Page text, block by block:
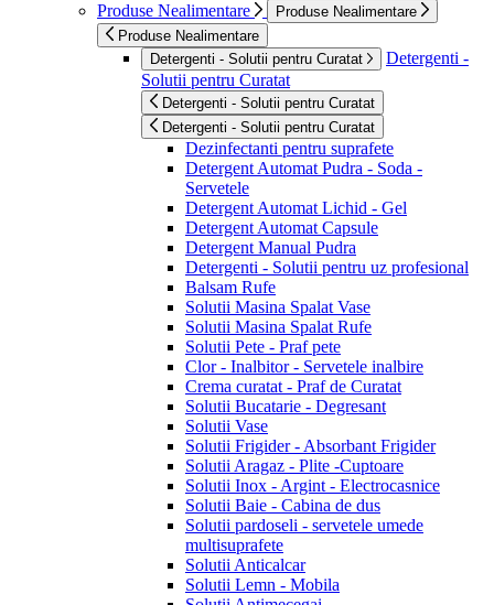
Produse Nealimentare
Produse Nealimentare
Produse Nealimentare
Detergenti - Solutii pentru Curatat
Detergenti -
Solutii pentru Curatat
Detergenti - Solutii pentru Curatat
Detergenti - Solutii pentru Curatat
Dezinfectanti pentru suprafete
Detergent Automat Pudra - Soda -
Servetele
Detergent Automat Lichid - Gel
Detergent Automat Capsule
Detergent Manual Pudra
Detergenti - Solutii pentru uz profesional
Balsam Rufe
Solutii Masina Spalat Vase
Solutii Masina Spalat Rufe
Solutii Pete - Praf pete
Clor - Inalbitor - Servetele inalbire
Crema curatat - Praf de Curatat
Solutii Bucatarie - Degresant
Solutii Vase
Solutii Frigider - Absorbant Frigider
Solutii Aragaz - Plite -Cuptoare
Solutii Inox - Argint - Electrocasnice
Solutii Baie - Cabina de dus
Solutii pardoseli - servetele umede
multisuprafete
Solutii Anticalcar
Solutii Lemn - Mobila